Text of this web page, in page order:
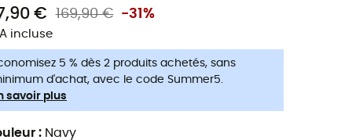
€
169,90 € -31%
incluse
5 % dès 2 produits achetés, sans
d'achat, avec le code Summer5.
savoir plus
: Navy